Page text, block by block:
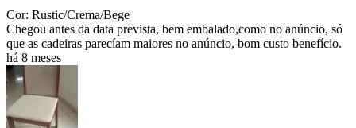
Cor: Rustic/Crema/Bege
Chegou antes da data prevista, bem embalado,como no anúncio, só
que as cadeiras parecíam maiores no anúncio, bom custo benefício.
há 8 meses